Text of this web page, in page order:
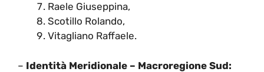
Raele Giuseppina,
Scotillo Rolando,
Vitagliano Raffaele.
– Identità Meridionale – Macroregione Sud: